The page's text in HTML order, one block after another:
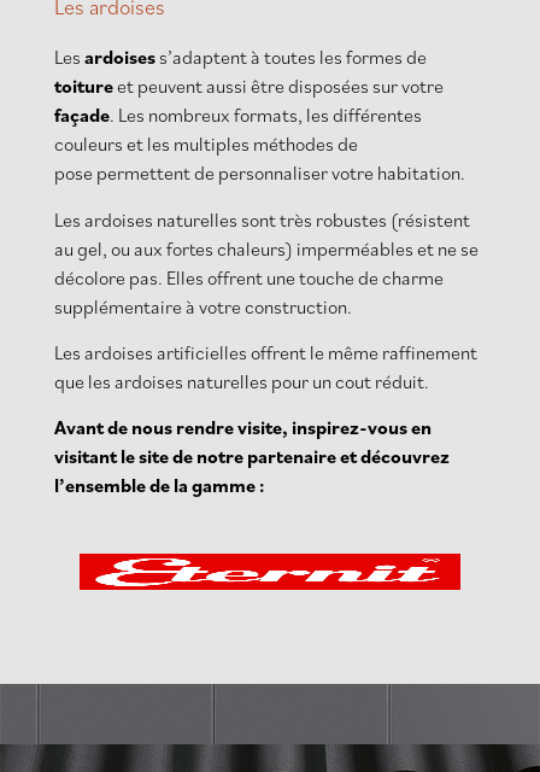
Les ardoises
Les ardoisess’adaptent à toutes les formes de
toitureet peuvent aussi être disposées sur votre
façade. Les nombreux formats, les différentes
couleurs et les multiples méthodes de
pose permettent de personnaliser votre habitation.
Les ardoises naturelles sont très robustes (résistent
au gel, ou aux fortes chaleurs) imperméables et ne se
décolore pas. Elles offrent une touche de charme
supplémentaire à votre construction.
Les ardoises artificielles offrent le même raffinement
que les ardoises naturelles pour un cout réduit.
Avant de nous rendre visite, inspirez-vous en
visitant le site de notre partenaire et découvrez
l’ensemble de la gamme :